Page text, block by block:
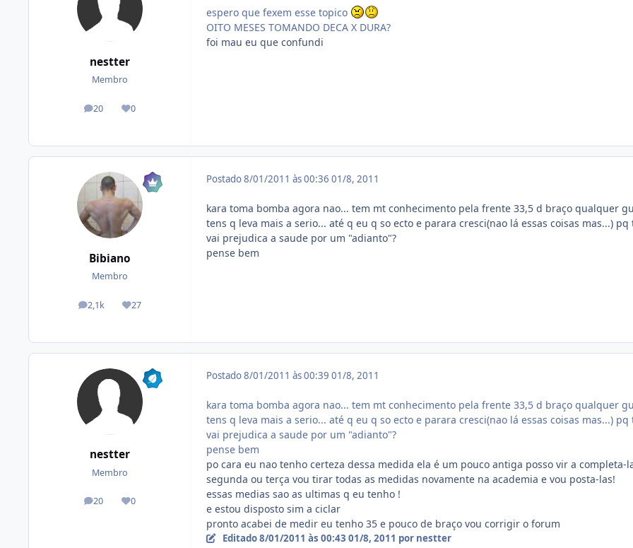
nestter
Membro
20
posts 0
Reputação
espero que fexem esse topico
OITO MESES TOMANDO DECA X DURA?
foi mau eu que confundi
Bibiano
Membro
2,1k
posts 27
Reputação
Postado8/01/2011 às 00:36 01/8, 2011
kara toma bomba agora nao... tem mt conhecimento pela frente 33,5 d braço qualquer
tens q leva mais a serio... até q eu q so ecto e parara cresci(nao lá essas coisas mas...) pq
vai prejudica a saude por um "adianto"?
pense bem
nestter
Membro
20
posts 0
Reputação
Postado8/01/2011 às 00:39 01/8, 2011
kara toma bomba agora nao... tem mt conhecimento pela frente 33,5 d braço qualquer
tens q leva mais a serio... até q eu q so ecto e parara cresci(nao lá essas coisas mas...) pq
vai prejudica a saude por um "adianto"?
pense bem
po cara eu nao tenho certeza dessa medida ela é um pouco antiga posso vir a completa-
segunda ou terça vou tirar todas as medidas novamente na academia e vou posta-las!
essas medias sao as ultimas q eu tenho !
e estou disposto sim a ciclar
pronto acabei de medir eu tenho 35 e pouco de braço vou corrigir o forum
Editado8/01/2011 às 00:43 01/8, 2011 por nestter